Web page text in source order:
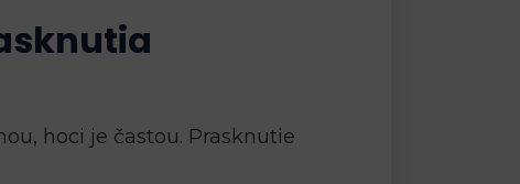
hoci je častou. Prasknutie